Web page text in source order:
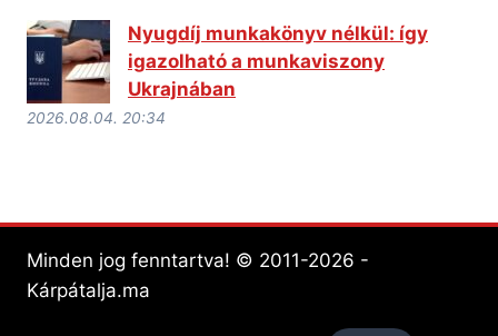
Nyugdíj munkakönyv nélkül: így
igazolható a munkaviszony
Ukrajnában
2026.08.04. 20:34
Minden jog fenntartva! © 2011-2026 -
Kárpátalja.ma